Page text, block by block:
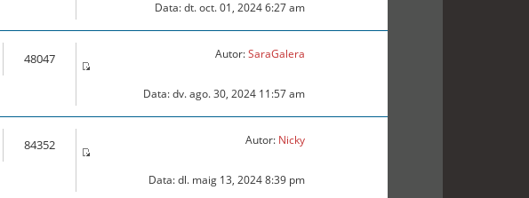
Data: dt. oct. 01, 2024 6:27 am
48047 Autor:SaraGalera
Data: dv. ago. 30, 2024 11:57 am
84352 Autor: Nicky
Data: dl. maig 13, 2024 8:39 pm